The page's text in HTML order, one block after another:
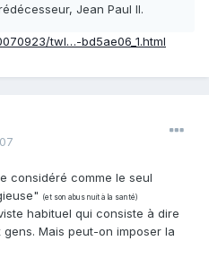
Jean Paul II.
twl…-bd5ae06_1.html
considéré comme le seul
(et son abus nuit à la santé)
habituel qui consiste à dire
Mais peut-on imposer la